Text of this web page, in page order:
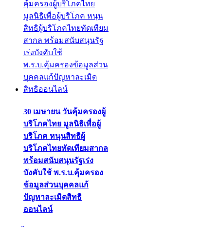
30 เมษายน วันคุ้มครองผู้
บริโภคไทย มูลนิธิเพื่อผู้
บริโภค หนุนสิทธิผู้
บริโภคไทยทัดเทียมสากล
พร้อมสนับสนุนรัฐเร่ง
บังคับใช้ พ.ร.บ.คุ้มครอง
ข้อมูลส่วนบุคคลแก้
ปัญหาละเมิดสิทธิ
ออนไลน์